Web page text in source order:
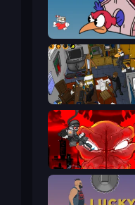
Cuphead
Foreign Creature 2
Madness Accelerant